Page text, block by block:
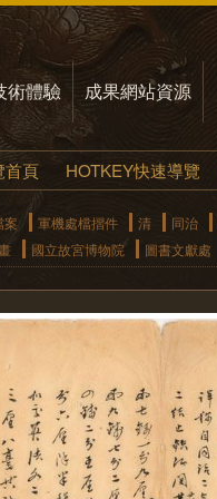
術體驗 成果網站資源
首頁 HOTKEY快速導覽
案 軍機處檔摺件 清 同治
國立故宮博物院 圖書文獻處